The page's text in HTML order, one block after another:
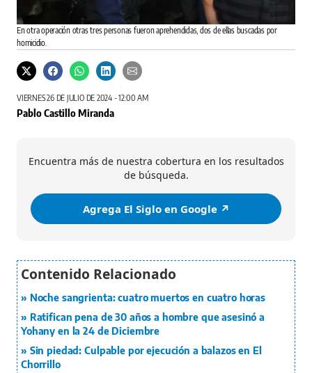
En otra operación otras tres personas fueron aprehendidas, dos de ellas buscadas por
homicidio.
VIERNES 26 DE JULIO DE 2024 - 12:00 AM
Pablo Castillo Miranda
Encuentra más de nuestra cobertura en los resultados
de búsqueda.
Agrega El Siglo en Google ↗️
Noche sangrienta: cuatro muertos en cuatro horas
Ratifican pena de 30 años a hombre que asesinó a
Yohany en la 24 de Diciembre
Sin piedad: Culpable por ejecución a balazos en El
Chorrillo